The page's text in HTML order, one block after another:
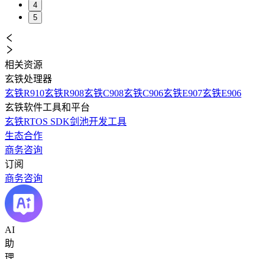
4
5
相关资源
玄铁处理器
玄铁R910玄铁R908玄铁C908玄铁C906玄铁E907玄铁E906
玄铁软件工具和平台
玄铁RTOS SDK剑池开发工具
生态合作
商务咨询
订阅
商务咨询
AI
助